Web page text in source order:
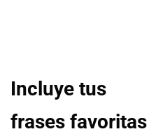
Incluye tus
frases favoritas